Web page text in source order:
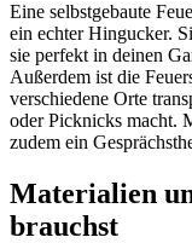
Eine selbstgebaute
ein echter Hingucker.
sie perfekt in deinen
Außerdem ist die
verschiedene Orte
oder Picknicks macht.
zudem ein
Materialien
brauchst